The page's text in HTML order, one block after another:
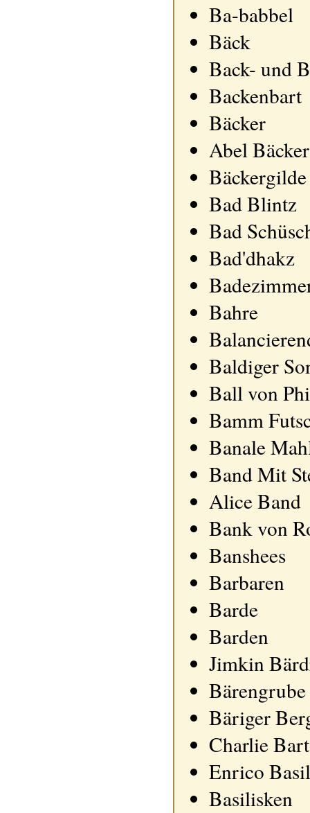
Ba-babbel
Bäck
Back- und
Backenbart
Bäcker
Abel Bäcker
Bäckergilde
Bad Blintz
Bad
Bad'dhakz
Bahre
Baldiger
Ball von
Bamm
Banale
Band Mit
Alice Band
Bank von
Banshees
Barbaren
Barde
Barden
Jimkin
Bärengrube
Bäriger
Charlie
Enrico
Basilisken